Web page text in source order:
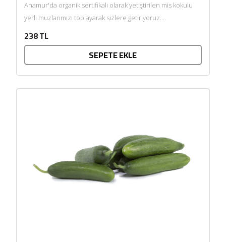
Anamur'da organik sertifikalı olarak yetiştirilen mis kokulu
yerli muzlarımızı toplayarak sizlere getiriyoruz....
238 TL
SEPETE EKLE